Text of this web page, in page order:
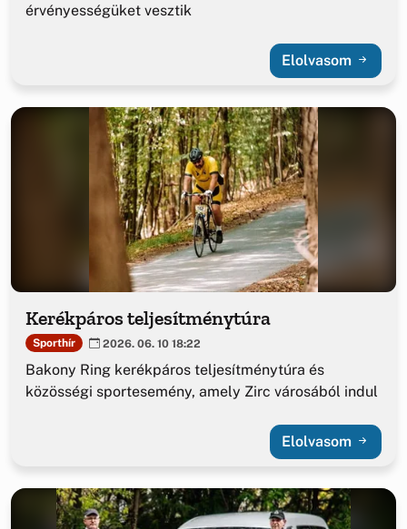
érvényességüket vesztik
Elolvasom
Kerékpáros teljesítménytúra
Sporthír 2026. 06. 10 18:22
Bakony Ring kerékpáros teljesítménytúra és
közösségi sportesemény, amely Zirc városából indul
Elolvasom